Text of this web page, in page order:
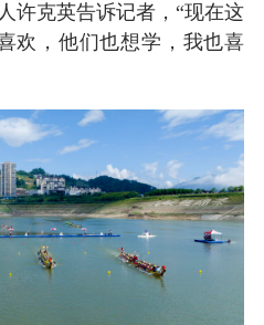
许克英告诉记者，“现在这
欢，他们也想学，我也喜